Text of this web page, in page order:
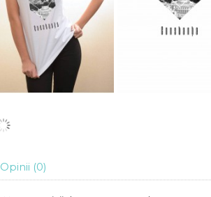
Opinii (0)